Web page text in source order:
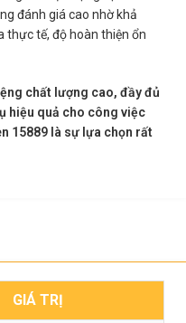
đánh giá cao nhờ khả
thực tế, độ hoàn thiện ổn
chất lượng cao, đầy đủ
hiệu quả cho công việc
15889 là sự lựa chọn rất
GIÁ TRỊ